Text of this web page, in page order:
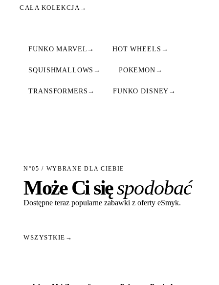
CAŁA KOLEKCJA →
FUNKO MARVEL → HOT WHEELS →
SQUISHMALLOWS → POKEMON →
TRANSFORMERS → FUNKO DISNEY →
N°05 / WYBRANE DLA CIEBIE
Może Ci sięspodobać
Dostępne teraz popularne zabawki z oferty eSmyk.
WSZYSTKIE →